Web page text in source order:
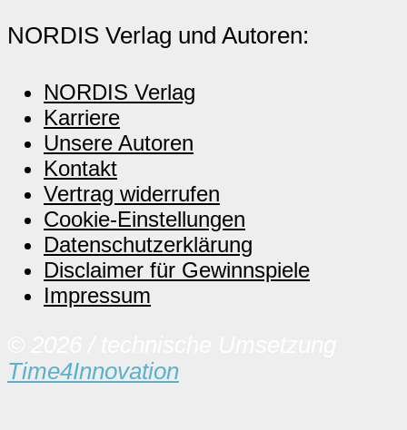
NORDIS Verlag und Autoren:
NORDIS Verlag
Karriere
Unsere Autoren
Kontakt
Vertrag widerrufen
Cookie-Einstellungen
Datenschutzerklärung
Disclaimer für Gewinnspiele
Impressum
Time4Innovation